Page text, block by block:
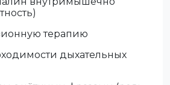
терапию
дыхательных